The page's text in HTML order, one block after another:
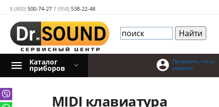
8 (800) 500-74-27 7 (958) 538-22-48
Проверить статус
ремонта

Каталог
приборов
MIDI клавиатура